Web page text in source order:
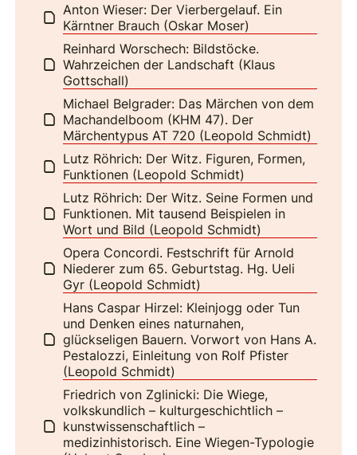
Anton Wieser: Der Vierbergelauf. Ein
Kärntner Brauch (Oskar Moser)
Reinhard Worschech: Bildstöcke.
Wahrzeichen der Landschaft (Klaus
Gottschall)
Michael Belgrader: Das Märchen von dem
Machandelboom (KHM 47). Der
Märchentypus AT 720 (Leopold Schmidt)
Lutz Röhrich: Der Witz. Figuren, Formen,
Funktionen (Leopold Schmidt)
Lutz Röhrich: Der Witz. Seine Formen und
Funktionen. Mit tausend Beispielen in
Wort und Bild (Leopold Schmidt)
Opera Concordi. Festschrift für Arnold
Niederer zum 65. Geburtstag. Hg. Ueli
Gyr (Leopold Schmidt)
Hans Caspar Hirzel: Kleinjogg oder Tun
und Denken eines naturnahen,
glückseligen Bauern. Vorwort von Hans A.
Pestalozzi, Einleitung von Rolf Pfister
(Leopold Schmidt)
Friedrich von Zglinicki: Die Wiege,
volkskundlich – kulturgeschichtlich –
kunstwissenschaftlich –
medizinhistorisch. Eine Wiegen-Typologie